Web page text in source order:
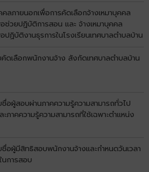
ลภายนอกเพื่อการคัดเลือกจ้างเหมาบุคคล
ช่วยปฏิบัติการสอน และ จ้างเหมาบุคคล
ปฏิบัติงานธุรการในโรงเรียนเทศบาลตำบลบ้าน
ดเลือกพนักงานจ้าง สังกัดเทศบาลตำบลบ้าน
ชื่อผู้สอบผ่านภาคความรู้ความสามารถทั่วไป
ภาคความรู้ความสามารถที่ใช้เฉพาะตำแหน่ง
ชื่อผู้มีสิทธิสอบพนักงานจ้างและกำหนดวันเวลา
นการสอบ